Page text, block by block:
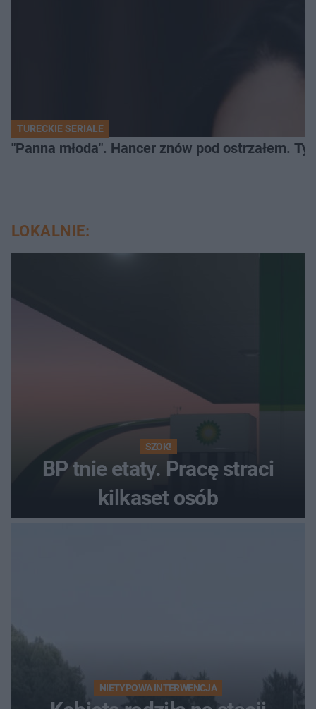
TURECKIE SERIALE
"Panna młoda". Hancer znów pod ostrzałem.
LOKALNIE:
SZOK!
BP tnie etaty. Pracę straci
kilkaset osób
NIETYPOWA INTERWENCJA